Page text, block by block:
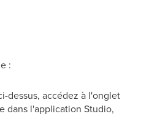
:
dessus, accédez à l'onglet
dans l'application Studio,